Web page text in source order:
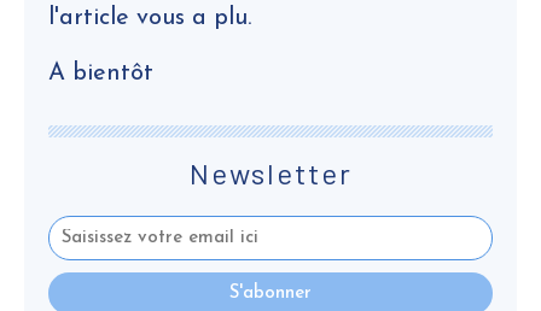
Newsletter
l'article vous a plu.
A bientôt